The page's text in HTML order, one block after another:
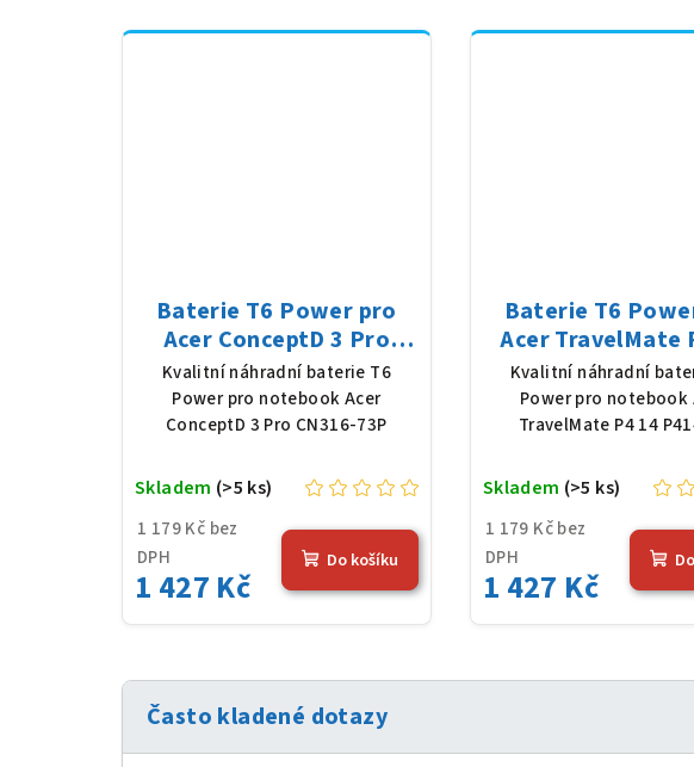
Baterie T6 Power pro
Acer ConceptD 3 Pro
CN316-73P, Li-Poly,
11,61 V, 4683 mAh (54,36
Wh), černá
Kvalitní náhradní baterie T6
Power pro notebook Acer
ConceptD 3 Pro CN316-73P
1 179 Kč bez
DPH
1 427 Kč
Skladem (>5 ks)
Do košíku
Baterie T6
Acer TravelMate
P414-53, Li-Poly,
4683 mAh (54,36
černá
Kvalitní náhradní
Power pro notebook
TravelMate P4 14
1 179 Kč bez
DPH
1 427 Kč
Skladem (>5 ks)
Často kladené dotazy